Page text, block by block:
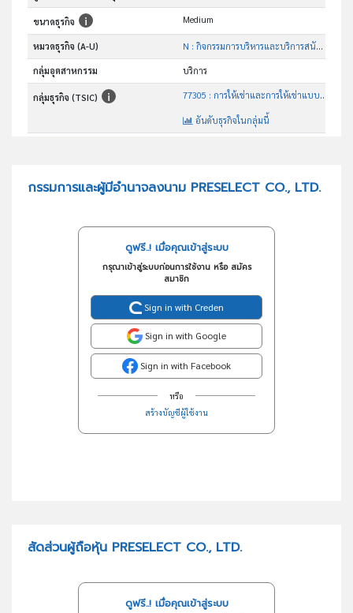
ขนาดธุรกิจ Medium
หมวดธุรกิจ (A-U) N : กิจกรรมการบริหารและบริการสนับสนุน
กลุ่มอุตสาหกรรม บริการ
กลุ่มธุรกิจ (TSIC) 77305 : การให้เช่าและการให้เช่าแบบลีสซิ่งเครื่องจักรและอุปกรณ์ ที่ใช้ในการก่อสร้างและงานวิศวกรรมโยธา
อันดับธุรกิจในกลุ่มนี้
กรรมการและผู้มีอำนาจลงนาม PRESELECT CO., LTD.
ดูฟรี..! เมื่อคุณเข้าสู่ระบบ
กรุณาเข้าสู่ระบบก่อนการใช้งาน หรือ สมัคร
สมาชิก
Sign in with Creden
Sign in with Google
Sign in with Facebook
หรือ
สร้างบัญชีผู้ใช้งาน
สัดส่วนผู้ถือหุ้น PRESELECT CO., LTD.
ดูฟรี..! เมื่อคุณเข้าสู่ระบบ